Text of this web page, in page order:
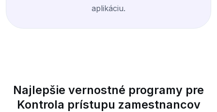
aplikáciu.
Najlepšie vernostné programy pre
Kontrola prístupu zamestnancov